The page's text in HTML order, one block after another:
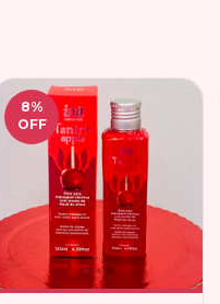
8%
OFF